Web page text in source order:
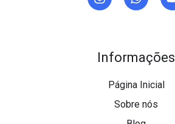
Informações
Página Inicial
Sobre nós